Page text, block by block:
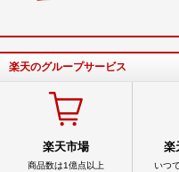
楽天のグループサービス
楽天市場
商品数は1億点以上
楽
いつ